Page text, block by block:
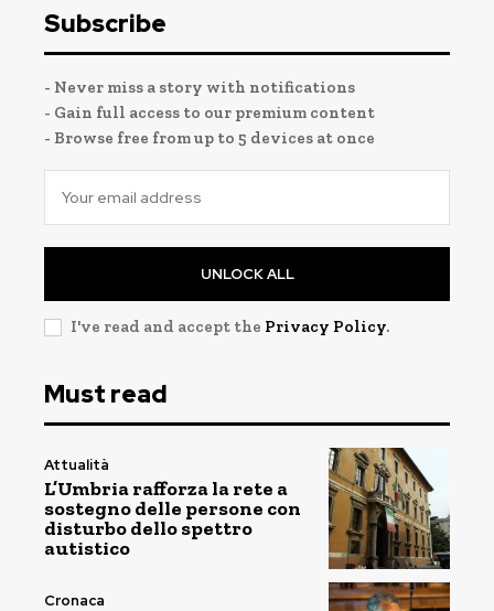
Subscribe
- Never miss a story with notifications
- Gain full access to our premium content
- Browse free from up to 5 devices at once
UNLOCK ALL
I've read and accept the Privacy Policy.
Must read
Attualità
L’Umbria rafforza la rete a
sostegno delle persone con
disturbo dello spettro
autistico
Cronaca